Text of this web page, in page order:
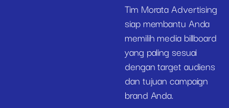
Tim Morata Advertising
siap membantu Anda
memilih media billboard
yang paling sesuai
dengan target audiens
dan tujuan campaign
brand Anda.